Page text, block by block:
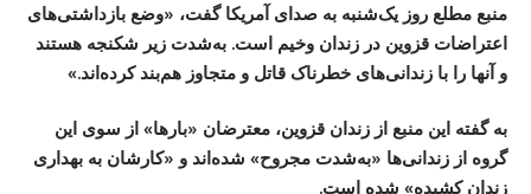
منبع مطلع روز یک‌شنبه به صدای آمریکا گفت، «وضع بازداشتی‌های
اعتراضات قزوین در زندان وخیم است. به‌شدت زیر شکنجه هستند
و آنها را با زندانی‌های خطرناک قاتل و متجاوز هم‌بند کرده‌اند.»
به گفته این منبع از زندان قزوین، معترضان «بارها» از سوی این
گروه از زندانی‌ها «به‌شدت مجروح» شده‌اند و «کارشان به بهداری
زندان کشیده» شده است.